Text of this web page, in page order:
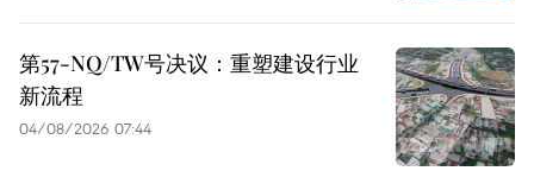
第57-NQ/TW号决议：重塑建设行业
新流程
04/08/2026 07:44